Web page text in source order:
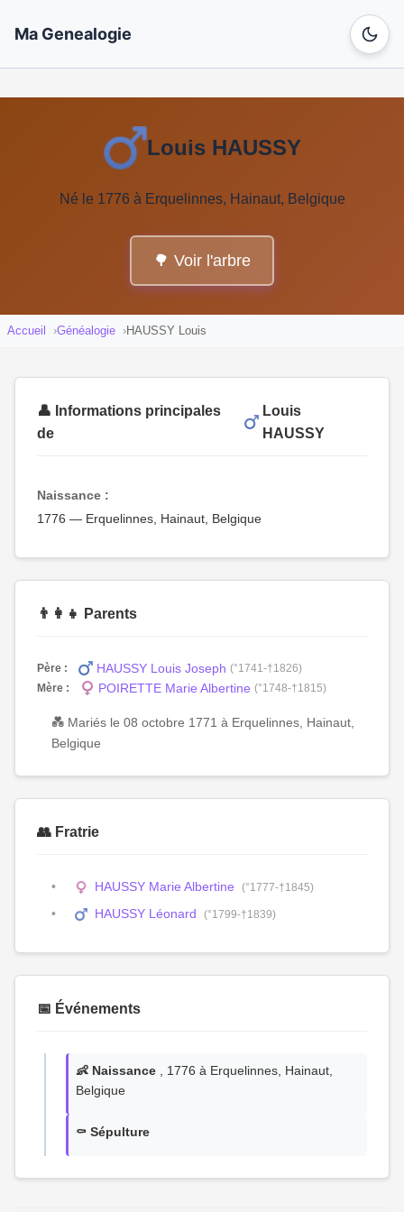
Ma Genealogie
Louis HAUSSY
Né le 1776 à Erquelinnes, Hainaut, Belgique
🌳 Voir l'arbre
Accueil Généalogie HAUSSY Louis
👤 Informations principales
de
Louis
HAUSSY
Naissance :
1776 — Erquelinnes, Hainaut, Belgique
👨‍👩‍👧 Parents
Père : HAUSSY Louis Joseph (°1741-†1826)
Mère :
POIRETTE Marie Albertine (°1748-†1815)
💑 Mariés le 08 octobre 1771 à Erquelinnes, Hainaut,
Belgique
👥 Fratrie
HAUSSY Marie Albertine (°1777-†1845)
HAUSSY Léonard (°1799-†1839)
📅 Événements
👶 Naissance , 1776 à Erquelinnes, Hainaut,
Belgique
⚰️ Sépulture